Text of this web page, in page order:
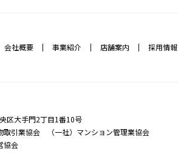
会社概要 事業紹介 店舗案内 採用情報
区大手門2丁目1番10号
取引業協会 （一社）マンション管理業協会
協会